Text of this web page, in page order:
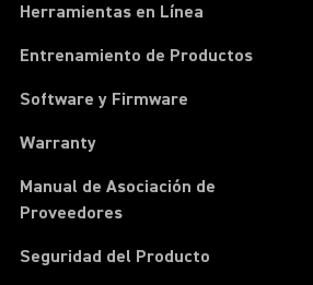
Herramientas en Línea
Entrenamiento de Productos
Software y Firmware
Warranty
Manual de Asociación de
Proveedores(Opens in a new tab)
Seguridad del Producto